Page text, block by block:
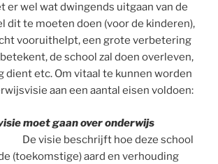
er wel wat dwingends uitgaan van de
dit te moeten doen (voor de kinderen),
vooruithelpt, een grote verbetering
de school zal doen overleven,
dient etc. Om vitaal te kunnen worden
aan een aantal eisen voldoen:
moet gaan over onderwijs
De visie beschrijft hoe deze school
(toekomstige) aard en verhouding